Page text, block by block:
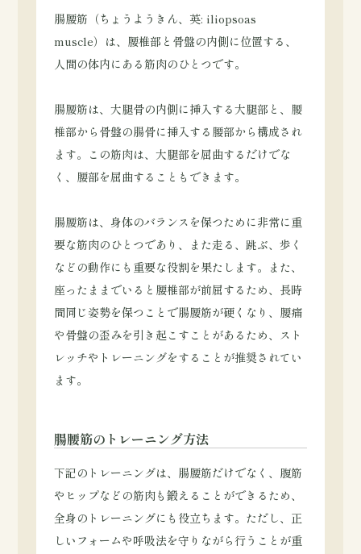
腸腰筋（ちょうようきん、英: iliopsoas
muscle）は、腰椎部と骨盤の内側に位置する、
人間の体内にある筋肉のひとつです。
腸腰筋は、大腿骨の内側に挿入する大腿部と、腰
椎部から骨盤の腸骨に挿入する腰部から構成され
ます。この筋肉は、大腿部を屈曲するだけでな
く、腰部を屈曲することもできます。
腸腰筋は、身体のバランスを保つために非常に重
要な筋肉のひとつであり、また走る、跳ぶ、歩く
などの動作にも重要な役割を果たします。また、
座ったままでいると腰椎部が前屈するため、長時
間同じ姿勢を保つことで腸腰筋が硬くなり、腰痛
や骨盤の歪みを引き起こすことがあるため、スト
レッチやトレーニングをすることが推奨されてい
ます。
腸腰筋のトレーニング方法
下記のトレーニングは、腸腰筋だけでなく、腹筋
やヒップなどの筋肉も鍛えることができるため、
全身のトレーニングにも役立ちます。ただし、正
しいフォームや呼吸法を守りながら行うことが重